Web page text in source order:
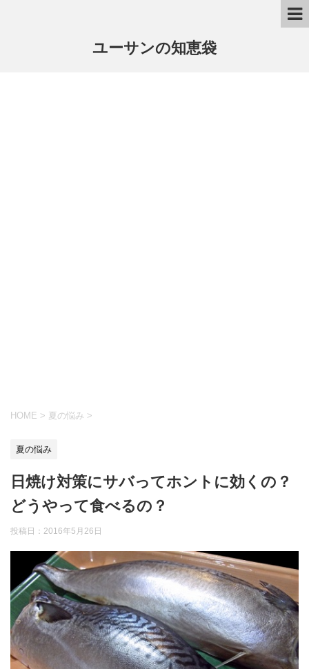
ユーサンの知恵袋
HOME > 夏の悩み >
夏の悩み
日焼け対策にサバってホントに効くの？
どうやって食べるの？
投稿日： 2016年5月26日